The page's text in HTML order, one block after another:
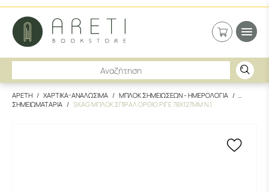
ΑΡΕΤΗ ΧΑΡΤΙΚΑ-ΑΝΑΛΩΣΙΜΑ
ΜΠΛΟΚ ΣΗΜΕΙΩΣΕΩΝ - ΗΜΕΡΟΛΟΓΙΑ
ΣΗΜΕΙΩΜΑΤΑΡΙΑ
SKAG ΜΠΛΟΚ ΣΠΙΡΑΛ ΟΡΘΙΟ ΡΙΓΕ 78X127MM N.1